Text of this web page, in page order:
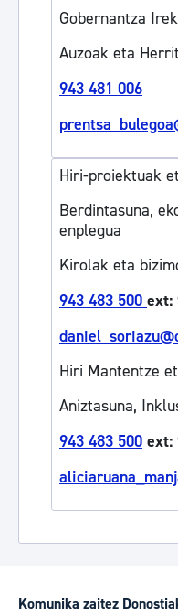
Gobernantza
Auzoak eta
943 481 006
Hiri-proiektuak
Berdintasuna,
enplegua
Kirolak eta
943 483 500 ext:
Hiri Mantentze
Aniztasuna,
943 483 500 ext:
Komunika zaitez